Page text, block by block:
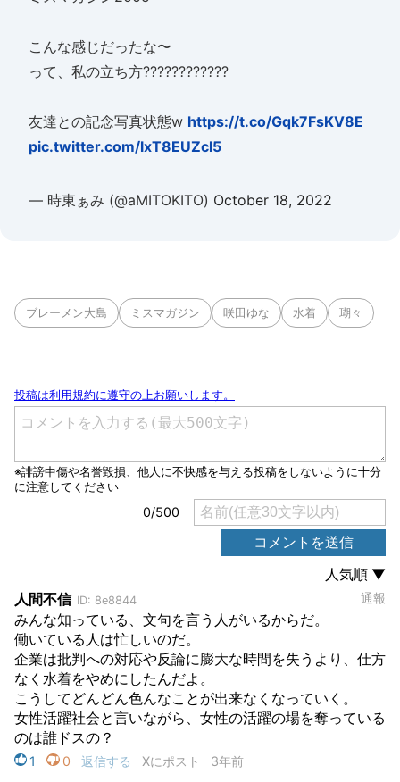
こんな感じだったな〜
って、私の立ち方????????????
友達との記念写真状態w https://t.co/Gqk7FsKV8E
pic.twitter.com/lxT8EUZcl5
— 時東ぁみ (@aMITOKITO) October 18, 2022
ブレーメン大島 ミスマガジン 咲田ゆな 水着 瑚々